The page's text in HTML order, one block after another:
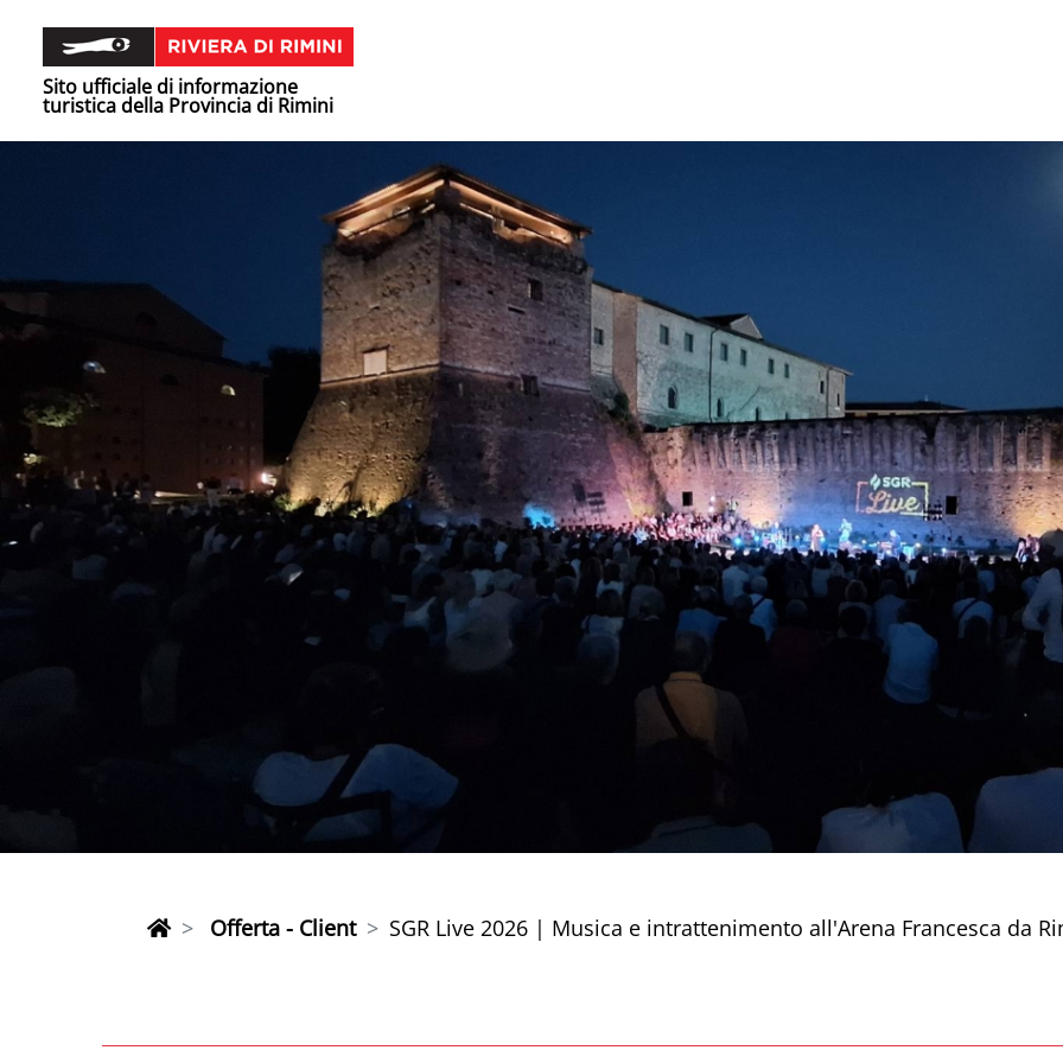
Sito ufficiale di informazione
turistica della Provincia di Rimini
Offerta - Client SGR Live 2026 | Musica e intrattenimento all'Arena Francesca da